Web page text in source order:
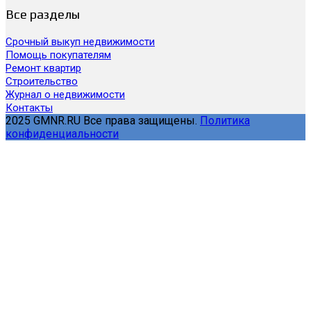
Все разделы
Срочный выкуп недвижимости
Помощь покупателям
Ремонт квартир
Строительство
Журнал о недвижимости
Контакты
2025 GMNR.RU Все права защищены. Политика
конфиденциальности